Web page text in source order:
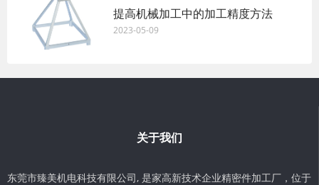
提高机械加工中的加工精度方法
2023-05-09
关于我们
东莞市臻美机电科技有限公司, 是家高新技术企业精密件加工厂，位于